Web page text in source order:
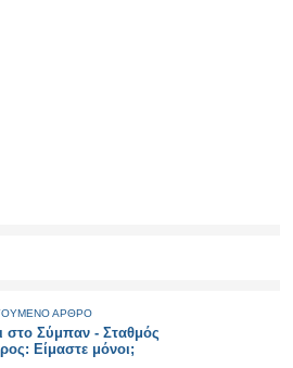
ΑΡΘΡΟ
στο Σύμπαν - Σταθμός
Είμαστε μόνοι;